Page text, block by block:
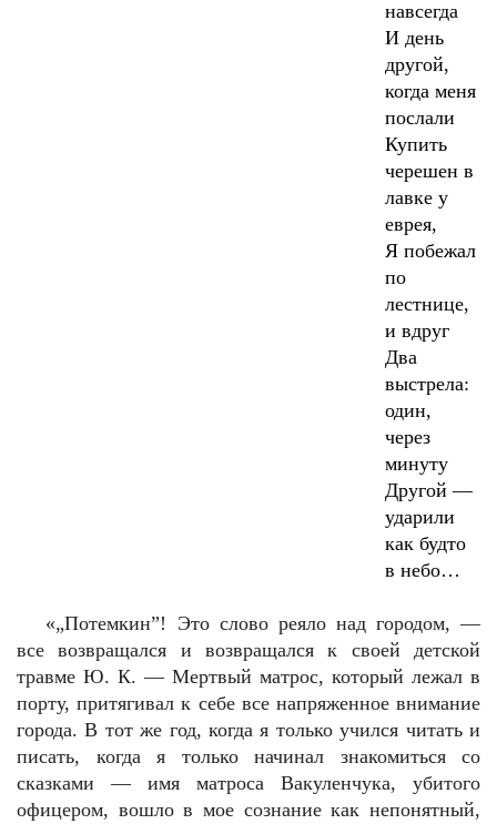
навсегда
И день
другой,
когда меня
послали
Купить
черешен в
лавке у
еврея,
Я побежал
по
лестнице,
и вдруг
Два
выстрела:
один,
через
минуту
Другой —
ударили
как будто
в небо…
«„Потемкин”! Это слово реяло над городом, —
все возвращался и возвращался к своей детской
травме Ю. К. — Мертвый матрос, который лежал в
порту, притягивал к себе все напряженное внимание
города. В тот же год, когда я только учился читать и
писать, когда я только начинал знакомиться со
сказками — имя матроса Вакуленчука, убитого
офицером, вошло в мое сознание как непонятный,